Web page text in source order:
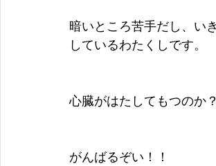
暗いところ苦手だし、い
しているわたくしです。
心臓がはたしてもつのか
がんばるぞい！！